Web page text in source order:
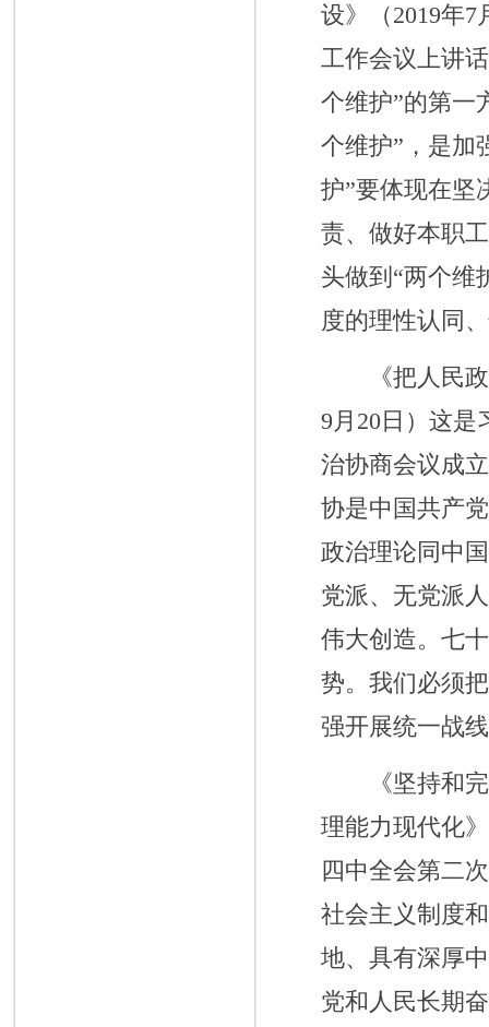
设》（2019年
工作会议上讲
个维护”的第一
个维护”，是加
护”要体现在坚
责、做好本职
头做到“两个维
度的理性认同
《把人民政
9月20日）这是
治协商会议成
协是中国共产
政治理论同中
党派、无党派
伟大创造。七
势。我们必须
强开展统一战
《坚持和完
理能力现代化
四中全会第二
社会主义制度
地、具有深厚
党和人民长期